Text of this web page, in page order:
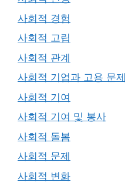
사회적 경험
사회적 고립
사회적 관계
사회적 기업과 고용 문제
사회적 기여
사회적 기여 및 봉사
사회적 돌봄
사회적 문제
사회적 변화